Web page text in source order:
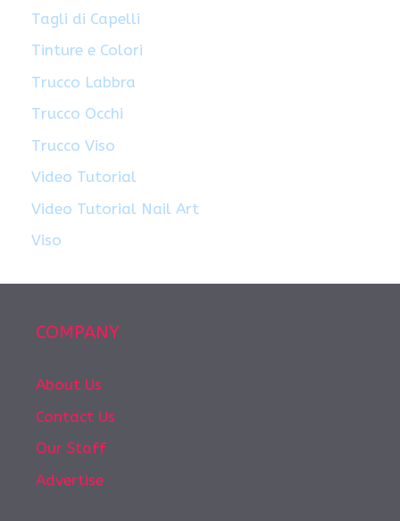
Tagli di Capelli
Tinture e Colori
Trucco Labbra
Trucco Occhi
Trucco Viso
Video Tutorial
Video Tutorial Nail Art
Viso
COMPANY
About Us
Contact Us
Our Staff
Advertise